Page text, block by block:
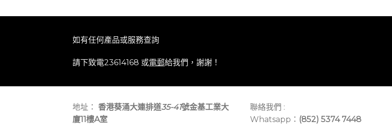
如有任何產品或服務查詢
請下致電23614168 或電郵給我們，謝謝！
地址： 香港葵涌大連排道35-41號金基工業大
廈11樓A室
聯絡我們 :
Whatsapp： (852) 5374 7448